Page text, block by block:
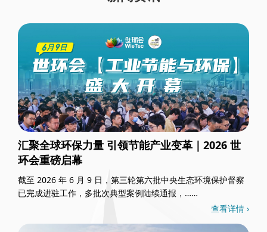
汇聚全球环保力量 引领节能产业变革｜2026 世
环会重磅启幕
截至 2026 年 6 月 9 日，第三轮第六批中央生态环境保护督察
已完成进驻工作，多批次典型案例陆续通报，……
查看详情 ›